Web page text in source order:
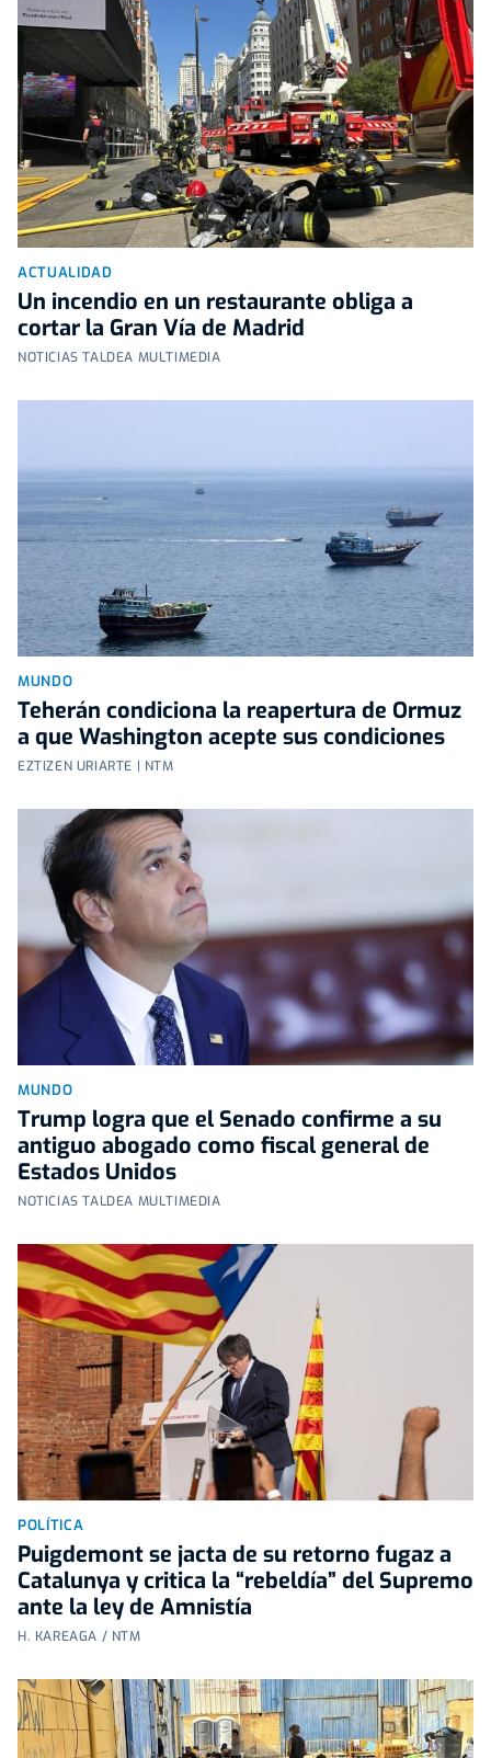
ACTUALIDAD
Un incendio en un restaurante obliga a
cortar la Gran Vía de Madrid
NOTICIAS TALDEA MULTIMEDIA
MUNDO
Teherán condiciona la reapertura de Ormuz
a que Washington acepte sus condiciones
EZTIZEN URIARTE | NTM
MUNDO
Trump logra que el Senado confirme a su
antiguo abogado como fiscal general de
Estados Unidos
NOTICIAS TALDEA MULTIMEDIA
POLÍTICA
Puigdemont se jacta de su retorno fugaz a
Catalunya y critica la “rebeldía” del Supremo
ante la ley de Amnistía
H. KAREAGA / NTM